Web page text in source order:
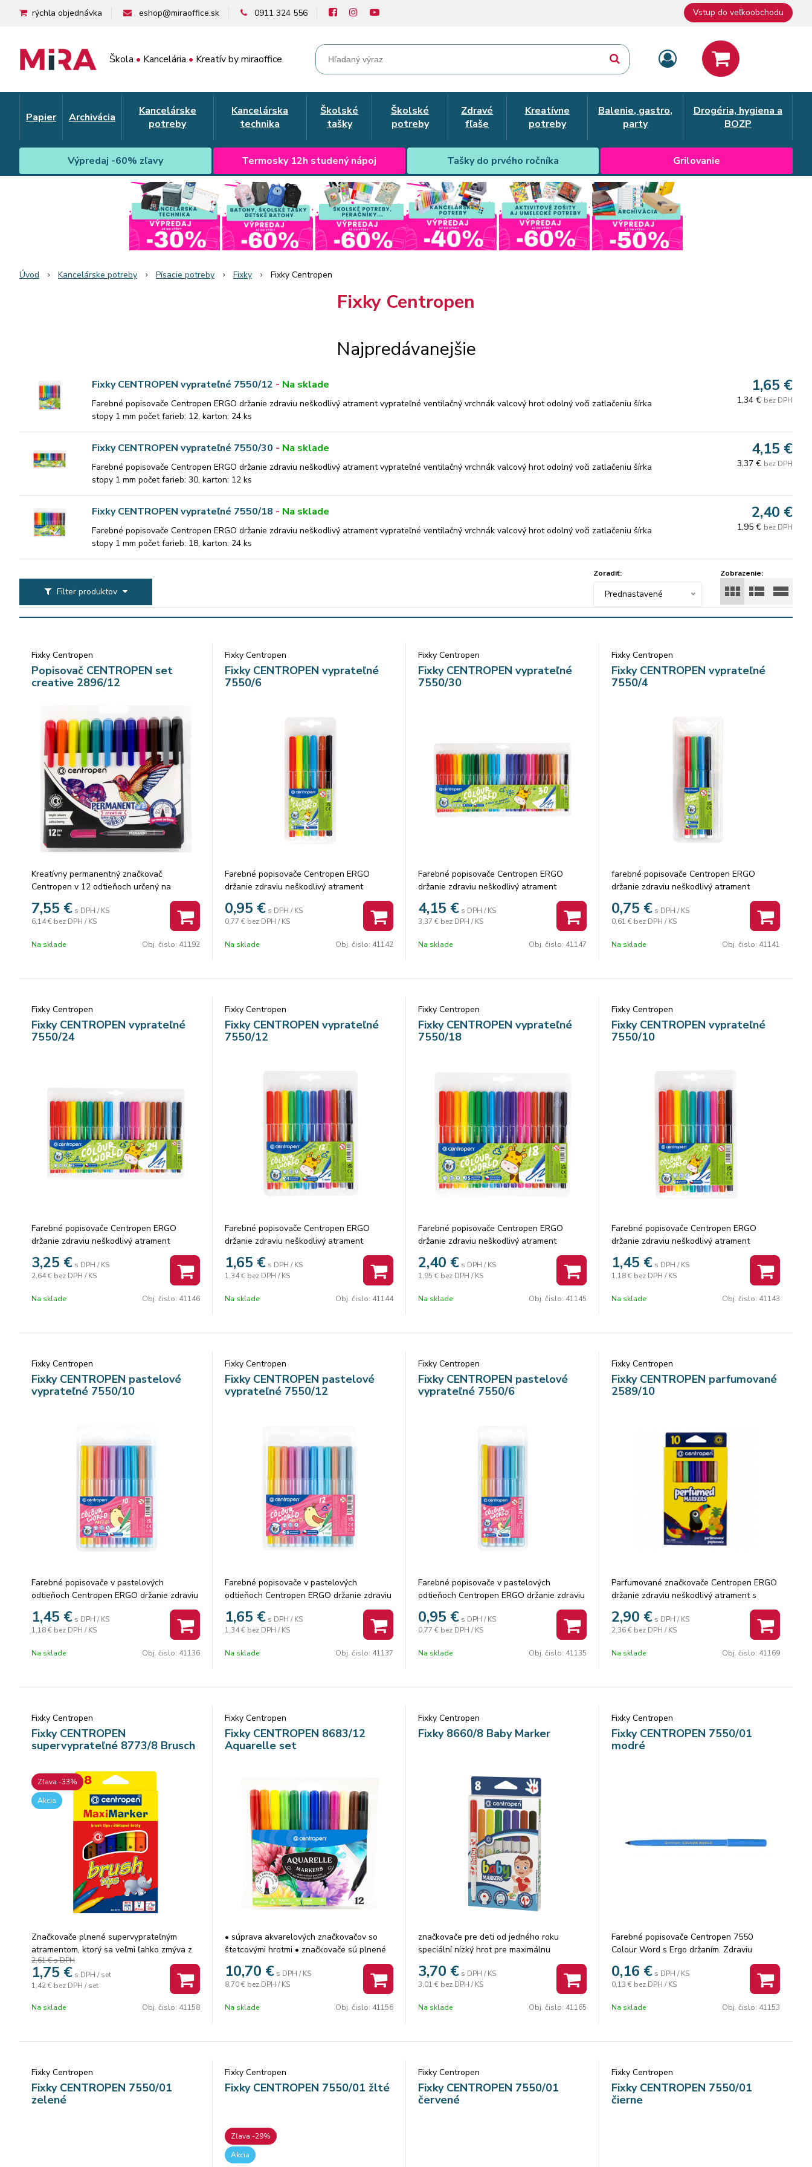
Škola • Kancelária • Kreatív by miraoffice
rýchla objednávka eshop@miraoffice.sk 0911 324 556 Vstup do veľkoobchodu
Papier Archivácia
Kancelárske
potreby
Kancelárska
technika
Školské
tašky
Školské
potreby
Zdravé
fľaše
Kreatívne
potreby
Balenie, gastro,
party
Drogéria, hygiena a
BOZP
Výpredaj -60% zľavy Termosky 12h studený nápoj Tašky do prvého ročníka Grilovanie
Úvod Kancelárske potreby Písacie potreby Fixky Fixky Centropen
Fixky Centropen
Najpredávanejšie
Fixky CENTROPEN vyprateľné 7550/12 - Na sklade
Farebné popisovače Centropen ERGO držanie zdraviu neškodlivý atrament vyprateľné ventilačný vrchnák valcový hrot odolný voči zatlačeniu šírka
stopy 1 mm počet farieb: 12, karton: 24 ks
1,65 €
1,34 € bez DPH
Fixky CENTROPEN vyprateľné 7550/30 - Na sklade
Farebné popisovače Centropen ERGO držanie zdraviu neškodlivý atrament vyprateľné ventilačný vrchnák valcový hrot odolný voči zatlačeniu šírka
stopy 1 mm počet farieb: 30, karton: 12 ks
4,15 €
3,37 € bez DPH
Fixky CENTROPEN vyprateľné 7550/18 - Na sklade
Farebné popisovače Centropen ERGO držanie zdraviu neškodlivý atrament vyprateľné ventilačný vrchnák valcový hrot odolný voči zatlačeniu šírka
stopy 1 mm počet farieb: 18, karton: 24 ks
2,40 €
1,95 € bez DPH
Filter produktov
Zobrazenie:
Zoradiť:
Prednastavené
Fixky Centropen
Popisovač CENTROPEN set
creative 2896/12
Kreatívny permanentný značkovač
Centropen v 12 odtieňoch určený na
najrôznejšie materiály – lakovaný papier,
gumu, kožu, plast, kov, sklo, fóliu, kameň...
valcový hrot šírka stopy 2 mm Počet farieb:
7,55 € s DPH / KS
6,14 € bez DPH / KS
Na sklade Obj. čislo: 41192
Fixky Centropen
Fixky CENTROPEN vyprateľné
7550/6
Farebné popisovače Centropen ERGO
držanie zdraviu neškodlivý atrament
vyprateľné ventilačný vrchnák valcový hrot
odolný voči zatlačeniu šírka stopy 1 mm
počet farieb: 6 karton: 48 ks
0,95 € s DPH / KS
0,77 € bez DPH / KS
Na sklade Obj. čislo: 41142
Fixky Centropen
Fixky CENTROPEN vyprateľné
7550/30
Farebné popisovače Centropen ERGO
držanie zdraviu neškodlivý atrament
vyprateľné ventilačný vrchnák valcový hrot
odolný voči zatlačeniu šírka stopy 1 mm
počet farieb: 30, karton: 12 ks
4,15 € s DPH / KS
3,37 € bez DPH / KS
Na sklade Obj. čislo: 41147
Fixky Centropen
Fixky CENTROPEN vyprateľné
7550/4
farebné popisovače Centropen ERGO
držanie zdraviu neškodlivý atrament
vyprateľné ventilačný vrchnák valcový hrot
odolný voči zatlačeniu šírka stopy 1 mm
počet farieb: 4, karton: 48 ks
0,75 € s DPH / KS
0,61 € bez DPH / KS
Na sklade Obj. čislo: 41141
Fixky Centropen
Fixky CENTROPEN vyprateľné
7550/24
Farebné popisovače Centropen ERGO
držanie zdraviu neškodlivý atrament
vyprateľné ventilačný vrchnák valcový hrot
odolný voči zatlačeniu šírka stopy 1 mm
počet farieb: 24, karton: 12 ks
3,25 € s DPH / KS
2,64 € bez DPH / KS
Na sklade Obj. čislo: 41146
Fixky Centropen
Fixky CENTROPEN vyprateľné
7550/12
Farebné popisovače Centropen ERGO
držanie zdraviu neškodlivý atrament
vyprateľné ventilačný vrchnák valcový hrot
odolný voči zatlačeniu šírka stopy 1 mm
počet farieb: 12, karton: 24 ks
1,65 € s DPH / KS
1,34 € bez DPH / KS
Na sklade Obj. čislo: 41144
Fixky Centropen
Fixky CENTROPEN vyprateľné
7550/18
Farebné popisovače Centropen ERGO
držanie zdraviu neškodlivý atrament
vyprateľné ventilačný vrchnák valcový hrot
odolný voči zatlačeniu šírka stopy 1 mm
počet farieb: 18, karton: 24 ks
2,40 € s DPH / KS
1,95 € bez DPH / KS
Na sklade Obj. čislo: 41145
Fixky Centropen
Fixky CENTROPEN vyprateľné
7550/10
Farebné popisovače Centropen ERGO
držanie zdraviu neškodlivý atrament
vyprateľné ventilačný vrchnák valcový hrot
odolný voči zatlačeniu šírka stopy 1 mm
počet farieb: 10, karton: 24 ks
1,45 € s DPH / KS
1,18 € bez DPH / KS
Na sklade Obj. čislo: 41143
Fixky Centropen
Fixky CENTROPEN pastelové
vyprateľné 7550/10
Farebné popisovače v pastelových
odtieňoch Centropen ERGO držanie zdraviu
neškodlivý atrament odolávajú vyschnutiu
až 5 rokov vyprateľné ventilačný vrchnák
válcový hrot odolný voči zatlačeniu šírka
1,45 € s DPH / KS
1,18 € bez DPH / KS
Na sklade Obj. čislo: 41136
Fixky Centropen
Fixky CENTROPEN pastelové
vyprateľné 7550/12
Farebné popisovače v pastelových
odtieňoch Centropen ERGO držanie zdraviu
neškodlivý atrament odolávajú vyschnutiu
až 5 rokov vyprateľné ventilačný vrchnák
válcový hrot odolný voči zatlačeniu šírka
1,65 € s DPH / KS
1,34 € bez DPH / KS
Na sklade Obj. čislo: 41137
Fixky Centropen
Fixky CENTROPEN pastelové
vyprateľné 7550/6
Farebné popisovače v pastelových
odtieňoch Centropen ERGO držanie zdraviu
neškodlivý atrament odolávajú vyschnutiu
až 5 rokov vyprateľné ventilačný vrchnák
válcový hrot odolný voči zatlačeniu šírka
0,95 € s DPH / KS
0,77 € bez DPH / KS
Na sklade Obj. čislo: 41135
Fixky Centropen
Fixky CENTROPEN parfumované
2589/10
Parfumované značkovače Centropen ERGO
držanie zdraviu neškodlivý atrament s
vôňou ovocia ventilačný vrchnák valcový
hrot šírka stopy 2-3 mm 10 farieb
2,90 € s DPH / KS
2,36 € bez DPH / KS
Na sklade Obj. čislo: 41169
Fixky Centropen
Fixky CENTROPEN
supervyprateľné 8773/8 Brusch
Zľava -33%
Akcia
Značkovače plnené supervyprateľným
atramentom, ktorý sa veľmi ľahko zmýva z
rúk aj v studenej vode a vyperie z textilu.
Obsahujú špeciálny 5 mm štetcový hrot,
takže je s nimi možné maľovať ako so
2,61 €s DPH
1,75 € s DPH / set
1,42 € bez DPH / set
Na sklade Obj. čislo: 41158
Fixky Centropen
Fixky CENTROPEN 8683/12
Aquarelle set
• súprava akvarelových značkovačov so
štetcovými hrotmi • značkovače sú plnené
atramentom, ktorý možno na špeciálnom
papieri kombinovať a rozmývať vodou
pomocou štetca • po zaschnutí je možné
držanie • šírka stopy 1 - 9 mm
10,70 € s DPH / KS
8,70 € bez DPH / KS
Na sklade Obj. čislo: 41156
Fixky Centropen
Fixky 8660/8 Baby Marker
značkovače pre deti od jedného roku
speciální nízký hrot pre maximálnu
umývateľné a vyprateľné ventilačné
chránitko šírka stopy 1–2 mm
3,70 € s DPH / KS
3,01 € bez DPH / KS
Na sklade Obj. čislo: 41165
Fixky Centropen
Fixky CENTROPEN 7550/01
modré
Farebné popisovače Centropen 7550
Colour Word s Ergo držaním. Zdraviu
neškodlivý atrament. Odolávajú vyschnutiu
až 5 rokov. Vyprateľné. Valcovitý hrot
odolný voči zatlačeniu. Šírka stopy 1 mm.
0,16 € s DPH / KS
0,13 € bez DPH / KS
Na sklade Obj. čislo: 41153
Fixky Centropen
Fixky CENTROPEN 7550/01
zelené
Fixky Centropen
Fixky CENTROPEN 7550/01 žlté
Zľava -29%
Akcia
Fixky Centropen
Fixky CENTROPEN 7550/01
červené
Fixky Centropen
Fixky CENTROPEN 7550/01
čierne